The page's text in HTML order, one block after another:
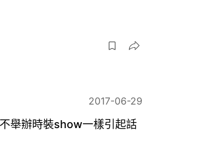
2017-06-29
舉辦時裝show一樣引起話